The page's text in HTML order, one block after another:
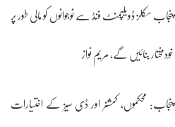
پنجاب سکلز ڈویلپمنٹ فنڈ سے نوجوانوں کو مالی طور پر
خودمختار بنائیں گے، مریم نواز
پنجاب: محکموں، کمشنر اور ڈی سیز کے اختیارات